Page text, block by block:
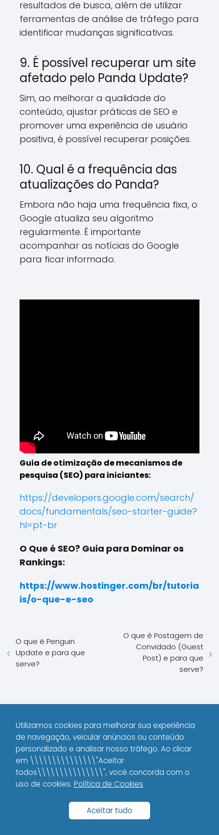
resultados de busca, além de utilizar
ferramentas de análise de tráfego para
identificar mudanças significativas.
9. É possível recuperar um site
afetado pelo Panda Update?
Sim, ao melhorar a qualidade do
conteúdo, ajustar práticas de SEO e
promover uma experiência de usuário
positiva, é possível recuperar posições.
10. Qual é a frequência das
atualizações do Panda?
Embora não haja uma frequência fixa, o
Google atualiza seu algoritmo
regularmente. É importante
acompanhar as notícias do Google
para ficar informado.
Guia de otimização de mecanismos de
pesquisa (SEO) para iniciantes:
https://developers.google.com/search/
docs/fundamentals/seo-starter-guide?
hl=pt-br
O Que é SEO? Guia para Dominar os
Rankings:
https://www.hostinger.com/br/tutoria
is/o-que-e-seo
O que é Penguin
Update e para que
serve?
O que é Postagem de
Convidado (Guest
Post) e para que
serve?
O que é Z-indexing e para
que serve?
Utilizamos cookies para melhorar sua experiência
de navegação, veicular anúncios ou conteúdo
personalizado e analisar nosso tráfego. Ao clicar
em \\\\\\\\\\\\\\\"Aceitar
todos\\\\\\\\\\\\\\\", você concorda com o
uso de cookies. Política de Cookies
Aceitar tudo